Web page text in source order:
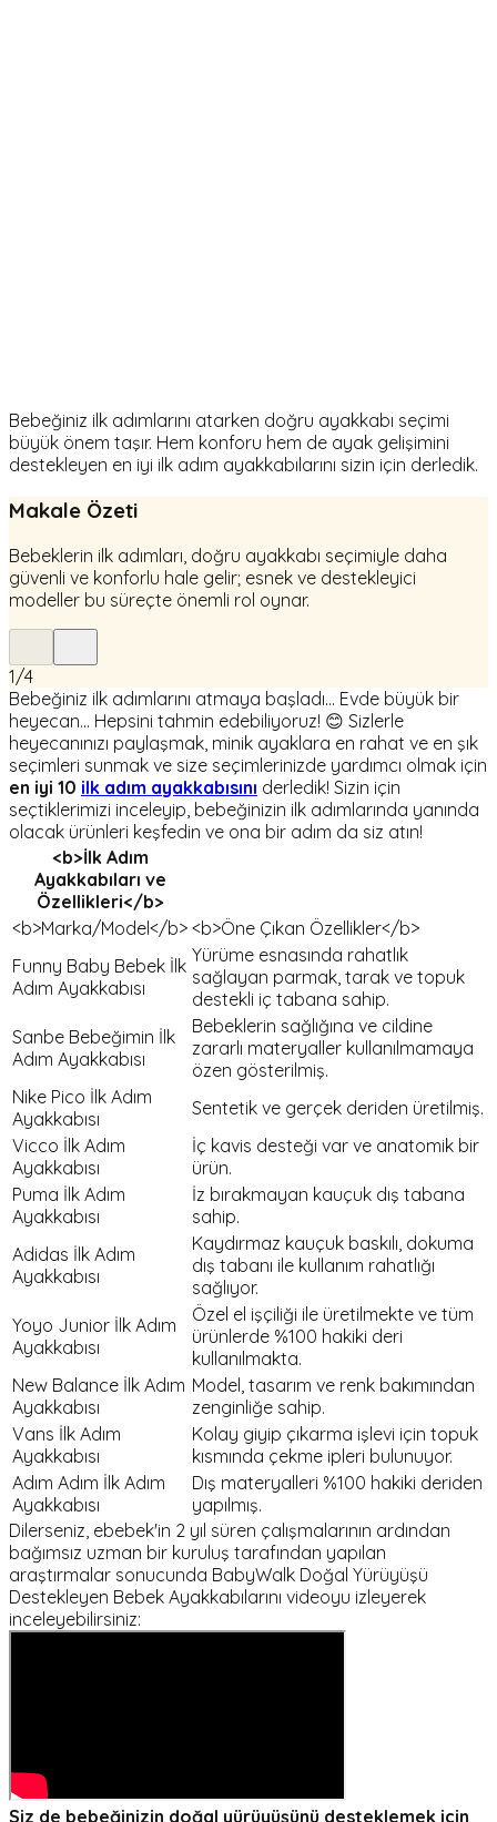
Bebeğiniz ilk adımlarını atarken doğru ayakkabı seçimi
büyük önem taşır. Hem konforu hem de ayak gelişimini
destekleyen en iyi ilk adım ayakkabılarını sizin için derledik.
Makale Özeti
Bebeklerin ilk adımları, doğru ayakkabı seçimiyle daha
güvenli ve konforlu hale gelir; esnek ve destekleyici
modeller bu süreçte önemli rol oynar.
1/4
Bebeğiniz ilk adımlarını atmaya başladı... Evde büyük bir
heyecan... Hepsini tahmin edebiliyoruz! 😊 Sizlerle
heyecanınızı paylaşmak, minik ayaklara en rahat ve en şık
seçimleri sunmak ve size seçimlerinizde yardımcı olmak için
en iyi 10 ilk adım ayakkabısını derledik! Sizin için
seçtiklerimizi inceleyip, bebeğinizin ilk adımlarında yanında
olacak ürünleri keşfedin ve ona bir adım da siz atın!
<b>İlk Adım
Ayakkabıları ve
Özellikleri</b>
<b>Marka/Model</b> <b>Öne Çıkan Özellikler</b>
Funny Baby Bebek İlk
Adım Ayakkabısı
Yürüme esnasında rahatlık
sağlayan parmak, tarak ve topuk
destekli iç tabana sahip.
Sanbe Bebeğimin İlk
Adım Ayakkabısı
Bebeklerin sağlığına ve cildine
zararlı materyaller kullanılmamaya
özen gösterilmiş.
Nike Pico İlk Adım
Ayakkabısı
Sentetik ve gerçek deriden üretilmiş.
Vicco İlk Adım
Ayakkabısı
İç kavis desteği var ve anatomik bir
ürün.
Puma İlk Adım
Ayakkabısı
İz bırakmayan kauçuk dış tabana
sahip.
Adidas İlk Adım
Ayakkabısı
Kaydırmaz kauçuk baskılı, dokuma
dış tabanı ile kullanım rahatlığı
sağlıyor.
Yoyo Junior İlk Adım
Ayakkabısı
Özel el işçiliği ile üretilmekte ve tüm
ürünlerde %100 hakiki deri
kullanılmakta.
New Balance İlk Adım
Ayakkabısı
Model, tasarım ve renk bakımından
zenginliğe sahip.
Vans İlk Adım
Ayakkabısı
Kolay giyip çıkarma işlevi için topuk
kısmında çekme ipleri bulunuyor.
Adım Adım İlk Adım
Ayakkabısı
Dış materyalleri %100 hakiki deriden
yapılmış.
Dilerseniz, ebebek'in 2 yıl süren çalışmalarının ardından
bağımsız uzman bir kuruluş tarafından yapılan
araştırmalar sonucunda BabyWalk Doğal Yürüyüşü
Destekleyen Bebek Ayakkabılarını videoyu izleyerek
inceleyebilirsiniz:
Siz de bebeğinizin doğal yürüyüşünü desteklemek için